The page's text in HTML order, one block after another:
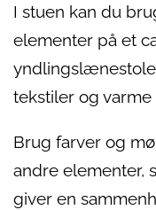
I stuen kan du
elementer på et
tekstiler og
Brug farver og
andre elementer,
giver en